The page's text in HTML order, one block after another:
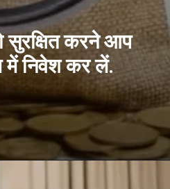
सुरक्षित करने आप
निवेश करलें.